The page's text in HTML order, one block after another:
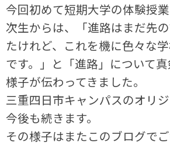
今回初めて短期大学の体験授
次生からは、「進路はまだ先
たけれど、これを機に色々な
です。」と「進路」について
様子が伝わってきました。
三重四日市キャンパスのオリ
今後も続きます。
その様子はまたこのブログでご